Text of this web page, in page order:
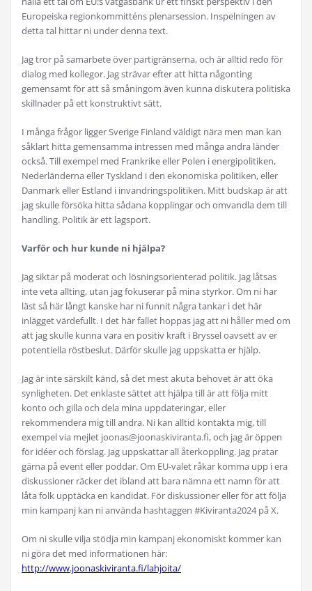
Europeiska regionkommitténs plenarsession. Inspelningen av
detta tal hittar ni under denna text.
Jag tror på samarbete över partigränserna, och är alltid redo för
dialog med kollegor. Jag strävar efter att hitta någonting
gemensamt för att så småningom även kunna diskutera politiska
skillnader på ett konstruktivt sätt.
I många frågor ligger Sverige Finland väldigt nära men man kan
såklart hitta gemensamma intressen med många andra länder
också. Till exempel med Frankrike eller Polen i energipolitiken,
Nederländerna eller Tyskland i den ekonomiska politiken, eller
Danmark eller Estland i invandringspolitiken. Mitt budskap är att
jag skulle försöka hitta sådana kopplingar och omvandla dem till
handling. Politik är ett lagsport.
Varför och hur kunde ni hjälpa?
Jag siktar på moderat och lösningsorienterad politik. Jag låtsas
inte veta allting, utan jag fokuserar på mina styrkor. Om ni har
läst så här långt kanske har ni funnit några tankar i det här
inlägget värdefullt. I det här fallet hoppas jag att ni håller med om
att jag skulle kunna vara en positiv kraft i Bryssel oavsett av er
potentiella röstbeslut. Därför skulle jag uppskatta er hjälp.
Jag är inte särskilt känd, så det mest akuta behovet är att öka
synligheten. Det enklaste sättet att hjälpa till är att följa mitt
konto och gilla och dela mina uppdateringar, eller
rekommendera mig till andra. Ni kan alltid kontakta mig, till
exempel via mejlet joonas@joonaskiviranta.fi, och jag är öppen
för idéer och förslag. Jag uppskattar all återkoppling. Jag pratar
gärna på event eller poddar. Om EU-valet råkar komma upp i era
diskussioner räcker det ibland att bara nämna ett namn för att
låta folk upptäcka en kandidat. För diskussioner eller för att följa
min kampanj kan ni använda hashtaggen #Kiviranta2024 på X.
Om ni skulle vilja stödja min kampanj ekonomiskt kommer kan
ni göra det med informationen här:
http://www.joonaskiviranta.fi/lahjoita/